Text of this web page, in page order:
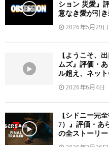
り
ション 災愛』
意なき愛が引
2026年5月29日
【ようこそ、
ムズ』評価・
ル超え、ネッ
2026年6月4日
【シドニー完
7）』評価・あ
の全ストーリー